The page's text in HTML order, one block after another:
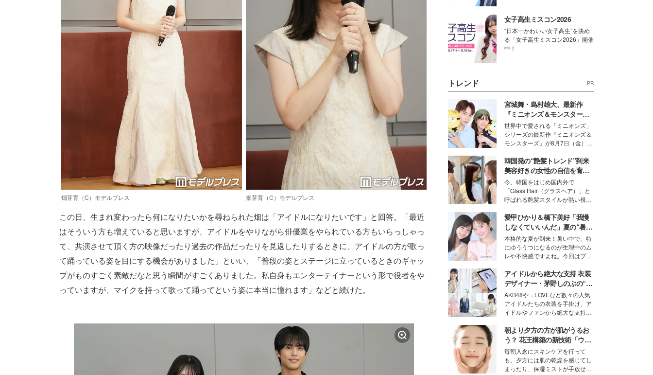
畑芽育（C）モデルプレス 畑芽育（C）モデルプレス
この日、生まれ変わったら何になりたいかを尋ねられた畑は「アイドルになりたいです」と回答。「最近
はそういう方も増えていると思いますが、アイドルをやりながら俳優業をやられている方もいらっしゃっ
て、共演させて頂く方の映像だったり過去の作品だったりを見返したりするときに、アイドルの方が歌っ
て踊っている姿を目にする機会がありました」といい、「普段の姿とステージに立っているときのギャッ
プがものすごく素敵だなと思う瞬間がすごくありました。私自身もエンターテイナーという形で役者をや
っていますが、マイクを持って歌って踊ってという姿に本当に憧れます」などと続けた。
女子高生ミスコン2026
“日本一かわいい女子高生”を決め
る「女子高生ミスコン2026」開催
中！
トレンド PR
宮城舞・島村雄大、最新作
『ミニオンズ＆モンスター
ズ』の魅力熱弁 ハチャメチャ
だけじゃない“友情と絆”に感
動
世界中で愛される「ミニオンズ」
シリーズの最新作『ミニオンズ＆
モンスターズ』が8月7日（金）に
ニオン好き”という共通点を持つモ
デルの宮城舞と島村雄大の特別対
談をお届け！それぞれの視点か
ら、今作ならではの魅力や予想外
の感動をもたらす奥深いストーリ
ーについて熱く語り合ってもらっ
た。
韓国発の“艶髪トレンド”到来
美容好きの女性の自信を育む
「ヘアケア事情」って？
今、韓国をはじめ国内外で
「Glass Hair（グラスヘア）」と
呼ばれる艶髪スタイルが熱い視線
ションの完成度を高めるベースと
して、“髪そのものの美しさ”に改
めて注目する人が増えている様
子。今回は、そんな憧れの艶やか
な髪を日常で叶える、美容好きの
女性たちのヘアケア事情を紹介し
ます。
愛甲ひかり＆橋下美好「我慢
しなくていいんだ」夏の“暑さ
対策”の新しい選択肢とは？
本格的な夏が到来！暑い中で、特
にゆううつになるのが生理中のム
レや不快感ですよね。今回はプラ
モデル・愛甲ひかりさんと橋下美
好さんを迎えて本音で女子会トー
ク。猛暑のお出かけを快適に過ご
すヒントや、2人が感動した夏の
生理の新常識にも迫りました。
アイドルから絶大な支持 衣装
デザイナー・茅野しのぶの“可
愛い”を作る美学＜「シチズン
クロスシー」インタビュー＞
AKB48や＝LOVEなど数々の人気
アイドルたちの衣装を手掛け、ア
イドルやファンから絶大な支持を
取締役兼クリエイティブディレク
ター・茅野しのぶ。一人ひとりの
個性に寄り添い、魅力を引き出す
衣装作りは、多くの女性たちに勇
気と自信を与え続けている。
朝より夕方の方が肌がうるお
う？ 花王構築の新技術「ウォ
ーターキャプチャリングスキ
ン（捕水肌）」がスキンケア
の常識を変える予感
毎朝入念にスキンケアを行って
も、夕方には肌の乾燥を感じてし
まったり、保湿ミストが手放せな